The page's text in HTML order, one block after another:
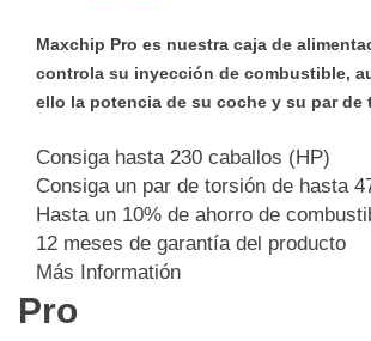
Maxchip Pro es nuestra caja de
controla su inyección de combustible,
ello la potencia de su coche y su par de
Consiga hasta 230 caballos (HP)
Consiga un par de torsión de hasta
Hasta un 10% de ahorro de
12 meses de garantía del producto
Más Informatión
Pro